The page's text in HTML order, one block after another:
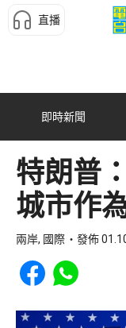
直播
即時新聞
特朗普
城市作
兩岸, 國際 發佈
Share to Facebook
Share to